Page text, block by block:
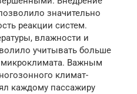
значительно
реакции систем.
влажности и
учитывать больше
микроклимата. Важным
климат-
каждому пассажиру